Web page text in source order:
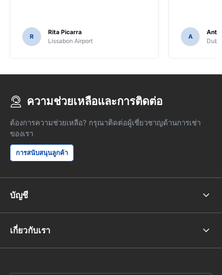
R
Rita Picarra
Lissabon Airport
A
ความช่วยเหลือและการติดต่อ
ต้องการความช่วยเหลือ? กรุณาติดต่อผู้เชี่ยวชาญด้านการเช่า
ของเรา
การสนับสนุนลูกค้า
บัญชี
เกี่ยวกับเรา